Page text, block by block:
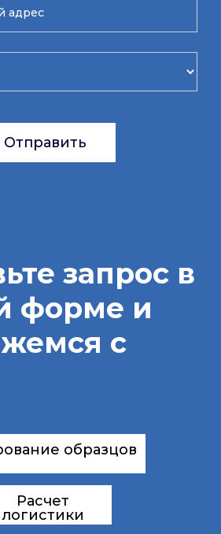
Отправить
запрос в
форме и
с
образцов
Расчет
логистики